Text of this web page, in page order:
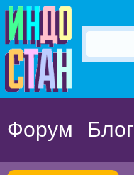
Форум Блог